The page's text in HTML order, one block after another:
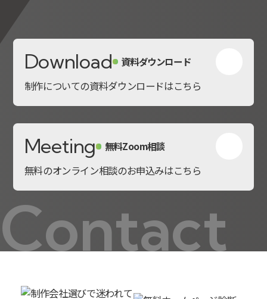
Contact
Download 資料ダウンロード
制作についての資料ダウンロードはこちら
Meeting 無料Zoom相談
無料のオンライン相談のお申込みはこちら